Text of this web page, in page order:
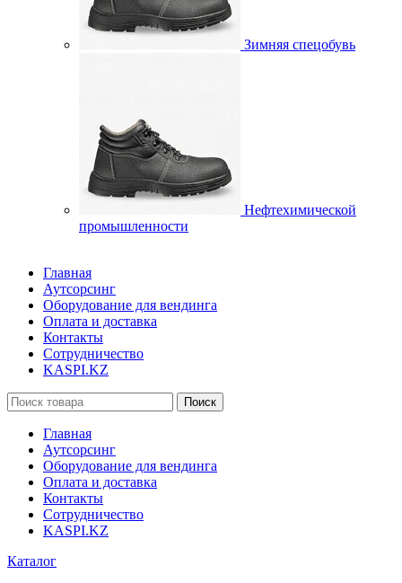
Зимняя спецобувь
Нефтехимической
промышленности
Главная
Аутсорсинг
Оборудование для вендинга
Оплата и доставка
Контакты
Сотрудничество
KASPI.KZ
Поиск
Главная
Аутсорсинг
Оборудование для вендинга
Оплата и доставка
Контакты
Сотрудничество
KASPI.KZ
Каталог